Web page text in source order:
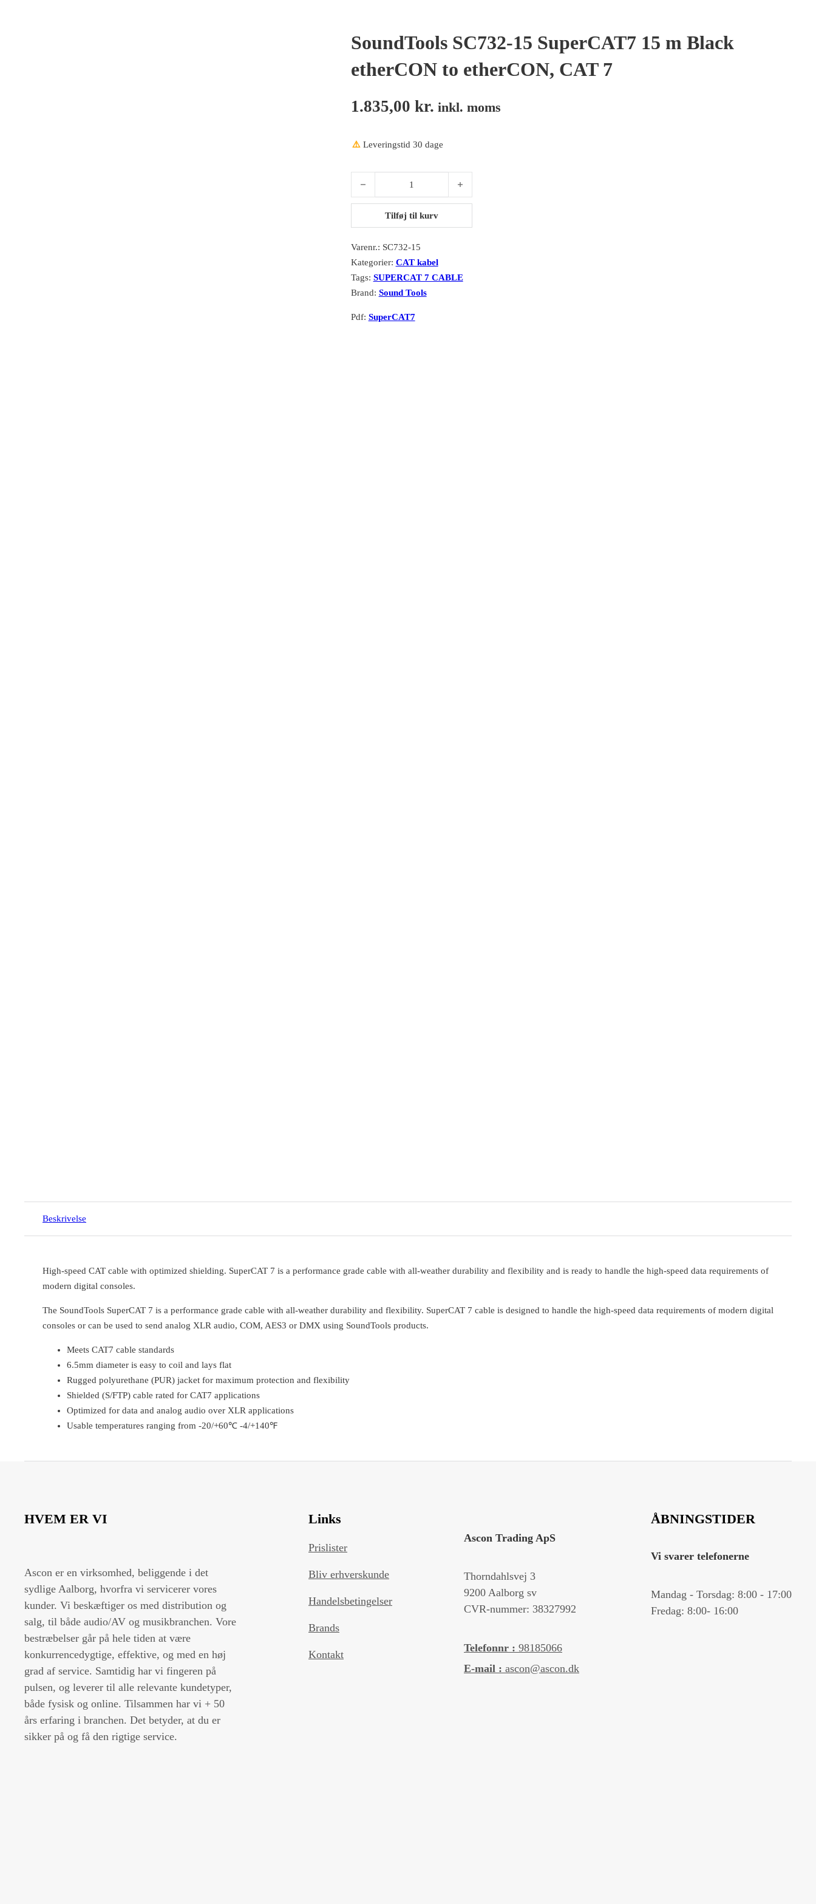
SoundTools SC732-15 SuperCAT7 15 m Black
etherCON to etherCON, CAT 7
1.835,00 kr. inkl. moms
⚠️ Leveringstid 30 dage
Tilføj til kurv
Varenr.: SC732-15
Kategorier: CAT kabel
Tags: SUPERCAT 7 CABLE
Brand: Sound Tools
Pdf: SuperCAT7
Beskrivelse
High-speed CAT cable with optimized shielding. SuperCAT 7 is a performance grade cable with all-weather durability and flexibility and is ready to handle the high-speed data requirements of
modern digital consoles.
The SoundTools SuperCAT 7 is a performance grade cable with all-weather durability and flexibility. SuperCAT 7 cable is designed to handle the high-speed data requirements of modern digital
consoles or can be used to send analog XLR audio, COM, AES3 or DMX using SoundTools products.
Meets CAT7 cable standards
6.5mm diameter is easy to coil and lays flat
Rugged polyurethane (PUR) jacket for maximum protection and flexibility
Shielded (S/FTP) cable rated for CAT7 applications
Optimized for data and analog audio over XLR applications
Usable temperatures ranging from -20/+60℃ -4/+140℉
HVEM ER VI
Ascon er en virksomhed, beliggende i det
sydlige Aalborg, hvorfra vi servicerer vores
kunder. Vi beskæftiger os med distribution og
salg, til både audio/AV og musikbranchen. Vore
bestræbelser går på hele tiden at være
konkurrencedygtige, effektive, og med en høj
grad af service. Samtidig har vi fingeren på
pulsen, og leverer til alle relevante kundetyper,
både fysisk og online. Tilsammen har vi + 50
års erfaring i branchen. Det betyder, at du er
sikker på og få den rigtige service.
Links
Prislister
Bliv erhverskunde
Handelsbetingelser
Brands
Kontakt
Ascon Trading ApS
Thorndahlsvej 3
9200 Aalborg sv
CVR-nummer: 38327992
Telefonnr : 98185066
E-mail : ascon@ascon.dk
ÅBNINGSTIDER
Vi svarer telefonerne
Mandag - Torsdag: 8:00 - 17:00
Fredag: 8:00- 16:00